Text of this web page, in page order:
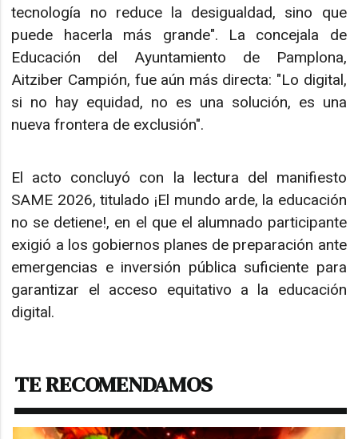
tecnología no reduce la desigualdad, sino que
puede hacerla más grande". La concejala de
Educación del Ayuntamiento de Pamplona,
Aitziber Campión, fue aún más directa: "Lo digital,
si no hay equidad, no es una solución, es una
nueva frontera de exclusión".
El acto concluyó con la lectura del manifiesto
SAME 2026, titulado ¡El mundo arde, la educación
no se detiene!, en el que el alumnado participante
exigió a los gobiernos planes de preparación ante
emergencias e inversión pública suficiente para
garantizar el acceso equitativo a la educación
digital.
TE RECOMENDAMOS